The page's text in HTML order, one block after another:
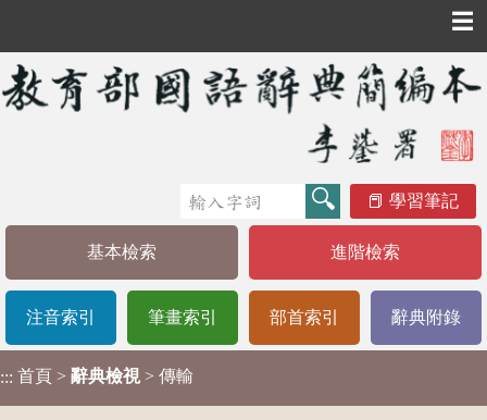
☰
學習筆記
基本檢索 進階檢索
注音索引 筆畫索引 部首索引 辭典附錄
::: 首頁 > 辭典檢視 > 傳輸